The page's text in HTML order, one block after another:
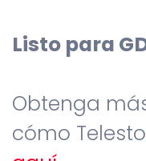
Listo para
Obtenga
cómo Telesto